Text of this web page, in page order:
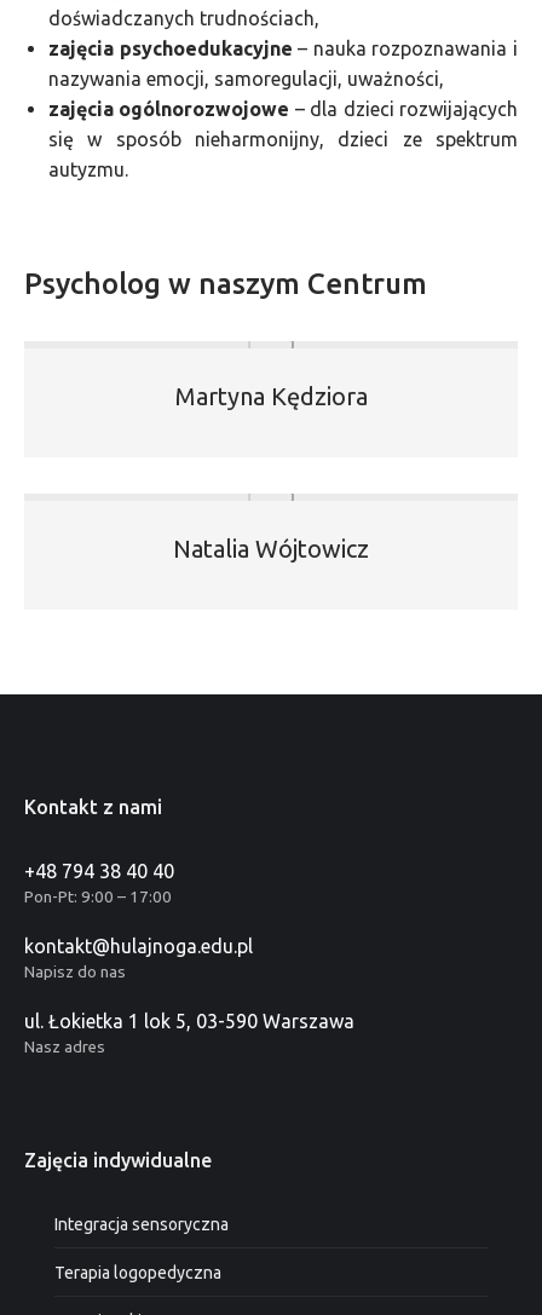
doświadczanych trudnościach,
zajęcia psychoedukacyjne – nauka rozpoznawania i
nazywania emocji, samoregulacji, uważności,
zajęcia ogólnorozwojowe – dla dzieci rozwijających
się w sposób nieharmonijny, dzieci ze spektrum
autyzmu.
Psycholog w naszym Centrum
Martyna Kędziora
Natalia Wójtowicz
Kontakt z nami
+48 794 38 40 40
Pon-Pt: 9:00 – 17:00
kontakt@hulajnoga.edu.pl
Napisz do nas
ul. Łokietka 1 lok 5, 03-590 Warszawa
Nasz adres
Zajęcia indywidualne
Integracja sensoryczna
Terapia logopedyczna